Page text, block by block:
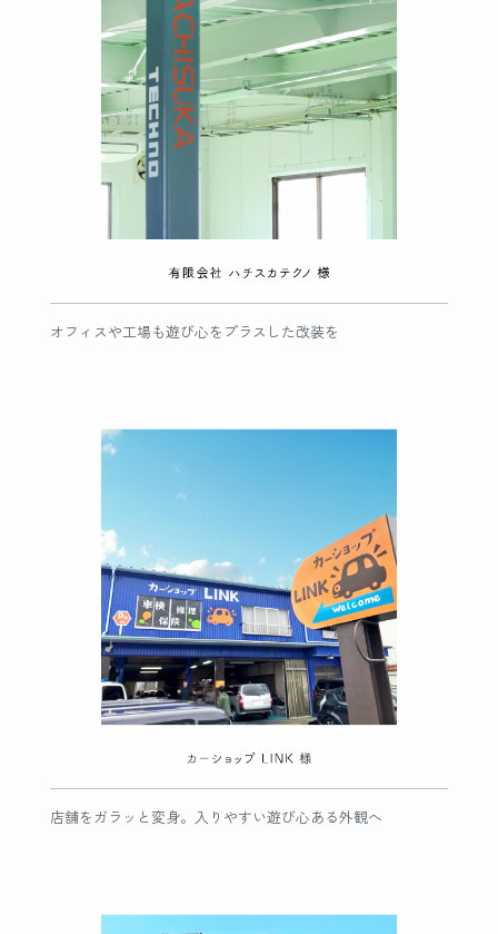
オフィスや工場も遊び心をプラスした改装を
店舗をガラッと変身。入りやすい遊び心ある外観へ